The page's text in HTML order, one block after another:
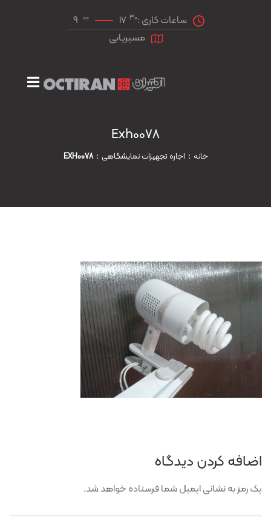
ساعات کاری : 17 30
9 00
مسیریابی
Exh0078
خانه اجاره تجهیزات نمایشگاهی EXH0078
اضافه کردن دیدگاه
یک رمز به نشانی ایمیل شما فرستاده خواهد شد.